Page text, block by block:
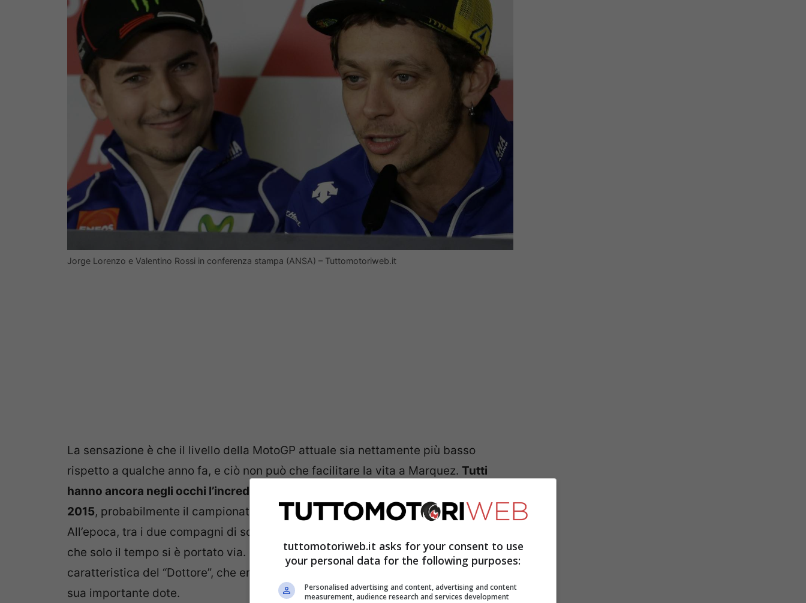
Jorge Lorenzo e Valentino Rossi in conferenza stampa (ANSA) – Tuttomotoriweb.it
La sensazione è che il livello della MotoGP attuale sia nettamente più basso
rispetto a qualche anno fa, e ciò non può che facilitare la vita a Marquez. Tutti
hanno ancora negli occhi l’incredibile sfida tra Lorenzo e Valentino Rossi del
2015, probabilmente il campionato più discusso nella storia della top class.
All’epoca, tra i due compagni di squadra della
che solo il tempo si è portato via. Il pilota maiorchino ha ora lodato una
caratteristica del “Dottore”, che era in grado di fare la differenza grazie a questa
sua importante dote.
tuttomotoriweb.it asks for your consent to use
your personal data for the following purposes:
Personalised advertising and content, advertising and content
measurement, audience research and services development